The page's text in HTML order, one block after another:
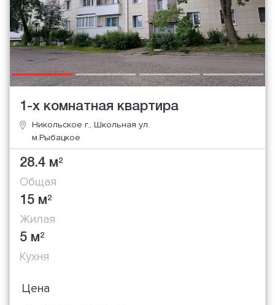
1-х комнатная квартира
Никольское г., Школьная ул.
м.Рыбацкое
28.4 м2
Общая
15 м2
Жилая
5 м2
Кухня
Цена